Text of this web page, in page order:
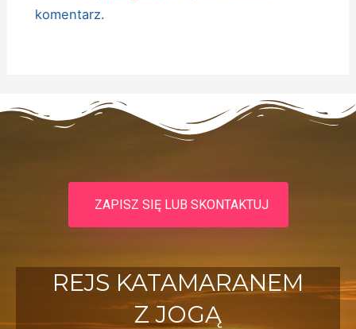
komentarz.
REJS KATAMARANEM
Z JOGĄ
ZAPISZ SIĘ LUB SKONTAKTUJ